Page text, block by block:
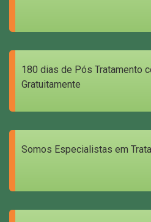
180 dias de Pós Tratamento
Gratuitamente
Somos Especialistas em